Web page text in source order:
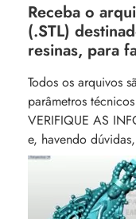
Receba o
(.STL)
resinas, para
Todos os arquivos
parâmetros
VERIFIQUE AS
e, havendo